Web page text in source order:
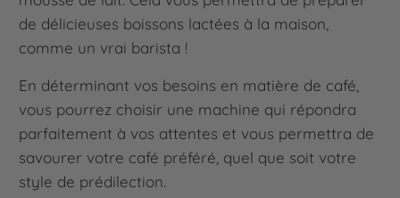
de délicieuses boissons lactées à la maison,
comme un vrai barista !
En déterminant vos besoins en matière de café,
vous pourrez choisir une machine qui répondra
parfaitement à vos attentes et vous permettra de
savourer votre café préféré, quel que soit votre
style de prédilection.